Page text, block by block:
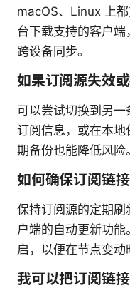
macOS、Linux 上
台下载支持的客户
跨设备同步。
如果订阅源失效
可以尝试切换到另
订阅信息，或在本
期备份也能降低风险。
如何确保订阅链接
保持订阅源的定期
户端的自动更新功
启，以便在节点变动
我可以把订阅链